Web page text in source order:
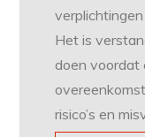
Het is
doen voordat
risico’s en